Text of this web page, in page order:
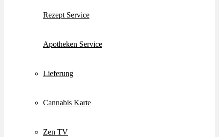
Rezept Service
Apotheken Service
Lieferung
Cannabis Karte
Zen TV